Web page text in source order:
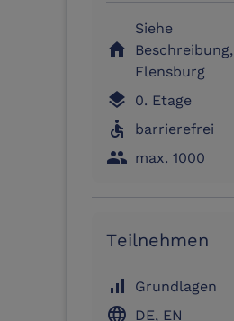
home
Siehe
Beschreibung,
Flensburg
layers 0. Etage
accessible barrierefrei
people max. 1000
Teilnehmen
signal_cellular_alt Grundlagen
language DE, EN